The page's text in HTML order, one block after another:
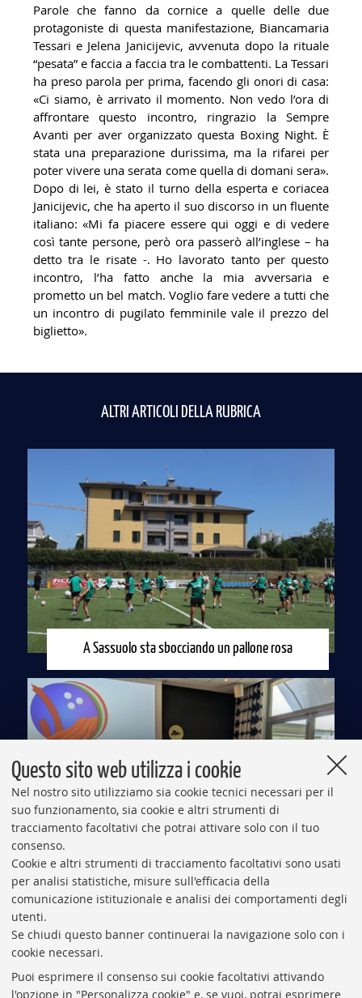
Questo sito web utilizza i cookie
Nel nostro sito utilizziamo sia cookie tecnici necessari per il
suo funzionamento, sia cookie e altri strumenti di
tracciamento facoltativi che potrai attivare solo con il tuo
consenso.
Cookie e altri strumenti di tracciamento facoltativi sono usati
per analisi statistiche, misure sull'efficacia della
comunicazione istituzionale e analisi dei comportamenti degli
utenti.
Se chiudi questo banner continuerai la navigazione solo con i
cookie necessari.
Puoi esprimere il consenso sui cookie facoltativi attivando
l'opzione in "Personalizza cookie" e, se vuoi, potrai esprimere
Parole che fanno da cornice a quelle delle due
protagoniste di questa manifestazione, Biancamaria
Tessari e Jelena Janicijevic, avvenuta dopo la rituale
“pesata” e faccia a faccia tra le combattenti. La Tessari
ha preso parola per prima, facendo gli onori di casa:
«Ci siamo, è arrivato il momento. Non vedo l’ora di
affrontare questo incontro, ringrazio la Sempre
Avanti per aver organizzato questa Boxing Night. È
stata una preparazione durissima, ma la rifarei per
poter vivere una serata come quella di domani sera».
Dopo di lei, è stato il turno della esperta e coriacea
Janicijevic, che ha aperto il suo discorso in un fluente
italiano: «Mi fa piacere essere qui oggi e di vedere
così tante persone, però ora passerò all’inglese – ha
detto tra le risate -. Ho lavorato tanto per questo
incontro, l’ha fatto anche la mia avversaria e
prometto un bel match. Voglio fare vedere a tutti che
un incontro di pugilato femminile vale il prezzo del
biglietto».
ALTRI ARTICOLI DELLA RUBRICA
A Sassuolo sta sbocciando un pallone rosa
San Lazzaro capitale del bowling per sordi